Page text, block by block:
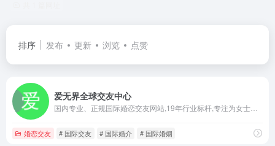
排序 发布 更新 浏览 点赞
爱无界全球交友中心
婚恋交友 # 国际交友 # 国际婚介 # 国际婚姻